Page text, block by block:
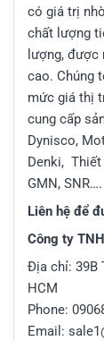
có giá trị
chất lượng
lượng,
cao. Chúng
mức giá thị
cung cấp
Dynisco,
Denki, Thiết
GMN, SNR….
Liên hệ để
Công ty
Địa chỉ: 39B
HCM
Phone:
Email: